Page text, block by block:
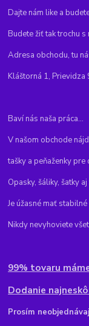
Dajte nám like a
Budete žiť tak trochu s
Adresa obchodu, tu
Kláštorná 1, Prievidza
Baví nás naša práca...
V našom obchode
tašky a peňaženky pre
Opasky, šáliky, šatky
Je úžasné mať
Nikdy nevyhoviete
99% tovaru
Dodanie
Prosím